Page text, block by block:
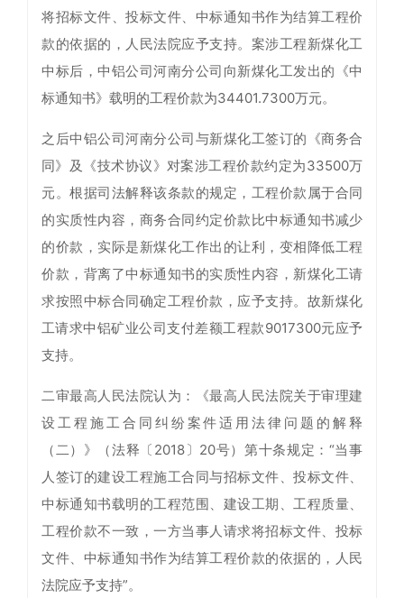
将招标文件、投标文件、中标通知书作为结算工程价
款的依据的，人民法院应予支持。案涉工程新煤化工
中标后，中铝公司河南分公司向新煤化工发出的《中
标通知书》载明的工程价款为34401.7300万元。
之后中铝公司河南分公司与新煤化工签订的《商务合
同》及《技术协议》对案涉工程价款约定为33500万
元。根据司法解释该条款的规定，工程价款属于合同
的实质性内容，商务合同约定价款比中标通知书减少
的价款，实际是新煤化工作出的让利，变相降低工程
价款，背离了中标通知书的实质性内容，新煤化工请
求按照中标合同确定工程价款，应予支持。故新煤化
工请求中铝矿业公司支付差额工程款9017300元应予
支持。
二审最高人民法院认为：《最高人民法院关于审理建
设工程施工合同纠纷案件适用法律问题的解释
（二）》（法释〔2018〕20号）第十条规定：“当事
人签订的建设工程施工合同与招标文件、投标文件、
中标通知书载明的工程范围、建设工期、工程质量、
工程价款不一致，一方当事人请求将招标文件、投标
文件、中标通知书作为结算工程价款的依据的，人民
法院应予支持”。